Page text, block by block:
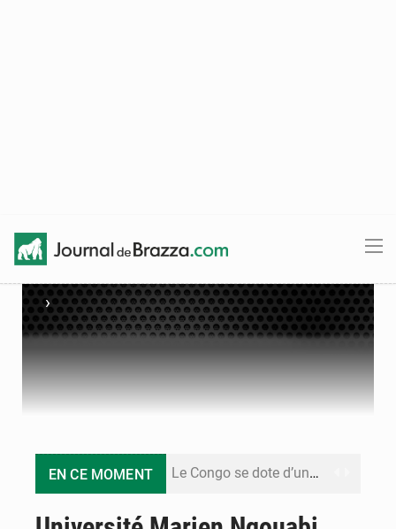
›
EN CE MOMENT Le Congo se dote d’un programme national pour valoriser les produits forestiers non ligneux
Congo-Électricité : la BAD renforce son appui pour accélérer les investissements